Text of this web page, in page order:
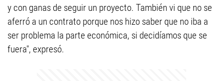
y con ganas de seguir un proyecto. También vi que no se
aferró a un contrato porque nos hizo saber que no iba a
ser problema la parte económica, si decidíamos que se
fuera", expresó.